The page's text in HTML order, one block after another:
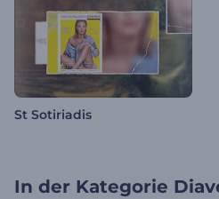
St Sotiriadis
In der Kategorie